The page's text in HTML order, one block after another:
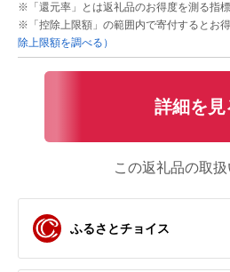
※「還元率」とは返礼品のお得度を測る指
※「控除上限額」の範囲内で寄付するとお
除上限額を調べる）
詳細を見
この返礼品の取扱
ふるさとチョイス